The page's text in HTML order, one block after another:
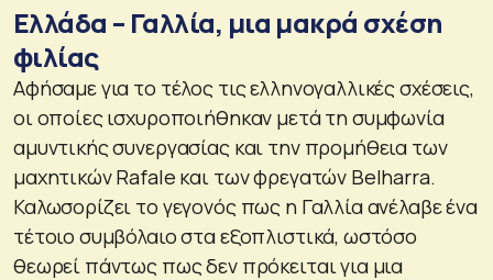
Ελλάδα – Γαλλία, μια μακρά σχέση
φιλίας
Αφήσαμε για το τέλος τις ελληνογαλλικές σχέσεις,
οι οποίες ισχυροποιήθηκαν μετά τη συμφωνία
αμυντικής συνεργασίας και την προμήθεια των
μαχητικών Rafale και των φρεγατών Belharra.
Καλωσορίζει το γεγονός πως η Γαλλία ανέλαβε ένα
τέτοιο συμβόλαιο στα εξοπλιστικά, ωστόσο
θεωρεί πάντως πως δεν πρόκειται για μια